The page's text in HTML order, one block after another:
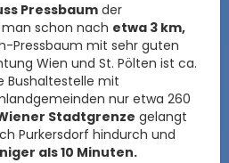
Pressbaum der
schon nach etwa 3 km,
Pressbaum mit sehr guten
Wien und St. Pölten ist ca.
Bushaltestelle mit
nur etwa 260
Stadtgrenze gelangt
Purkersdorf hindurch und
als 10 Minuten.